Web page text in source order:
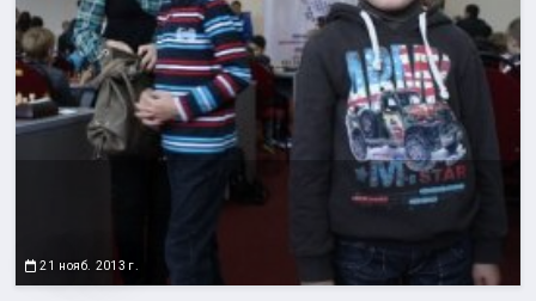
21 нояб. 2013 г.